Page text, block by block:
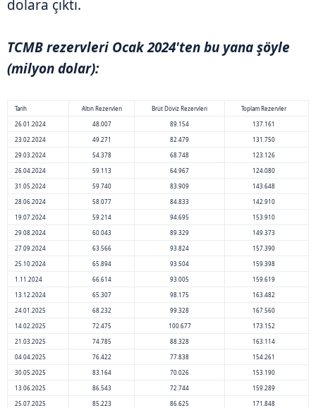
dolara çıktı.
TCMB rezervleri Ocak 2024'ten bu yana şöyle
(milyon dolar):
Tarih Altın Rezervleri Brüt Döviz Rezervleri
Toplam Rezervler
26.01.2024
48.007 89.154
137.161
23.02.2024
49.271 82.479
131.750
29.03.2024
54.378 68.748
123.126
26.04.2024
59.113 64.967
124.080
31.05.2024
59.740 83.909
143.648
28.06.2024
58.077 84.833
142.910
19.07.2024
59.214 94.695
153.910
29.08.2024
60.043 89.329
149.373
27.09.2024
63.566 93.824
157.390
25.10.2024
65.894 93.504
159.398
1.11.2024
66.614 93.005
159.619
13.12.2024
65.307 98.175
163.482
24.01.2025
68.232 99.328
167.560
14.02.2025
72.475 100.677
173.152
21.03.2025
74.785 88.328
163.114
04.04.2025
76.422 77.838
154.261
30.05.2025
83.164 70.026
153.190
13.06.2025
86.543 72.744
159.289
25.07.2025
85.223 86.625
171.848